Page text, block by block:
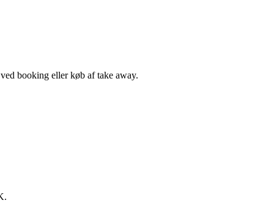
booking eller køb af take away.